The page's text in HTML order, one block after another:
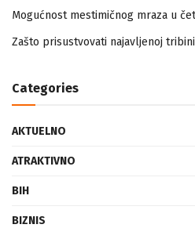
Mogućnost mestimičnog mraza u
Zašto prisustvovati najavljenoj
Categories
AKTUELNO
ATRAKTIVNO
BIH
BIZNIS